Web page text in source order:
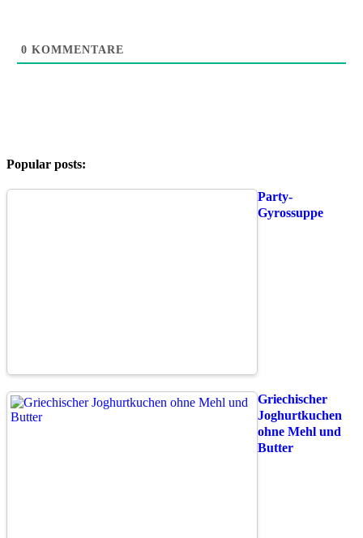
0 KOMMENTARE
Popular posts:
Party-
Gyrossuppe
Griechischer
Joghurtkuchen
ohne Mehl und
Butter